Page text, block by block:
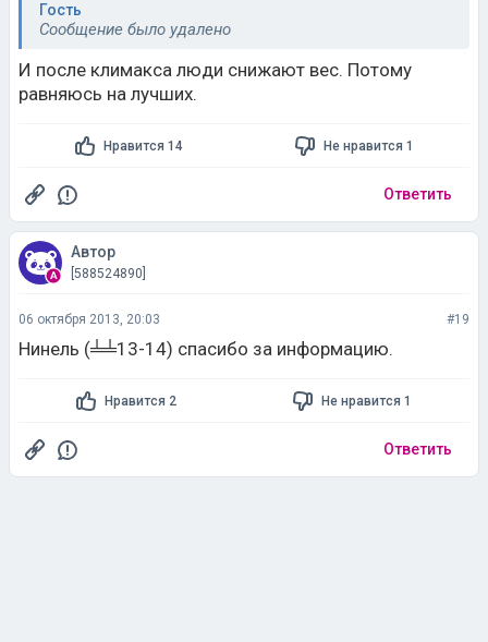
Гость
Сообщение было удалено
И после климакса люди снижают вес. Потому
равняюсь на лучших.
Нравится 14 Не нравится 1
Ответить
Автор
[588524890]
06 октября 2013, 20:03 #19
Нинель (╧╧13-14) спасибо за информацию.
Нравится 2 Не нравится 1
Ответить